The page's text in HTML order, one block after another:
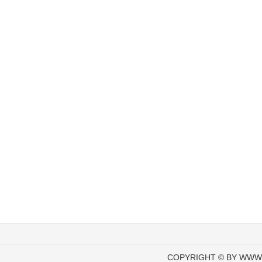
COPYRIGHT © BY